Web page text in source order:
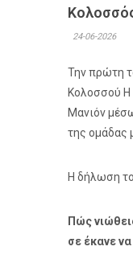
24-06-2026
Την πρώτη
Κολοσσού
Μανιόν
της ομάδας
Η δήλωση
Πώς
σε έκανε